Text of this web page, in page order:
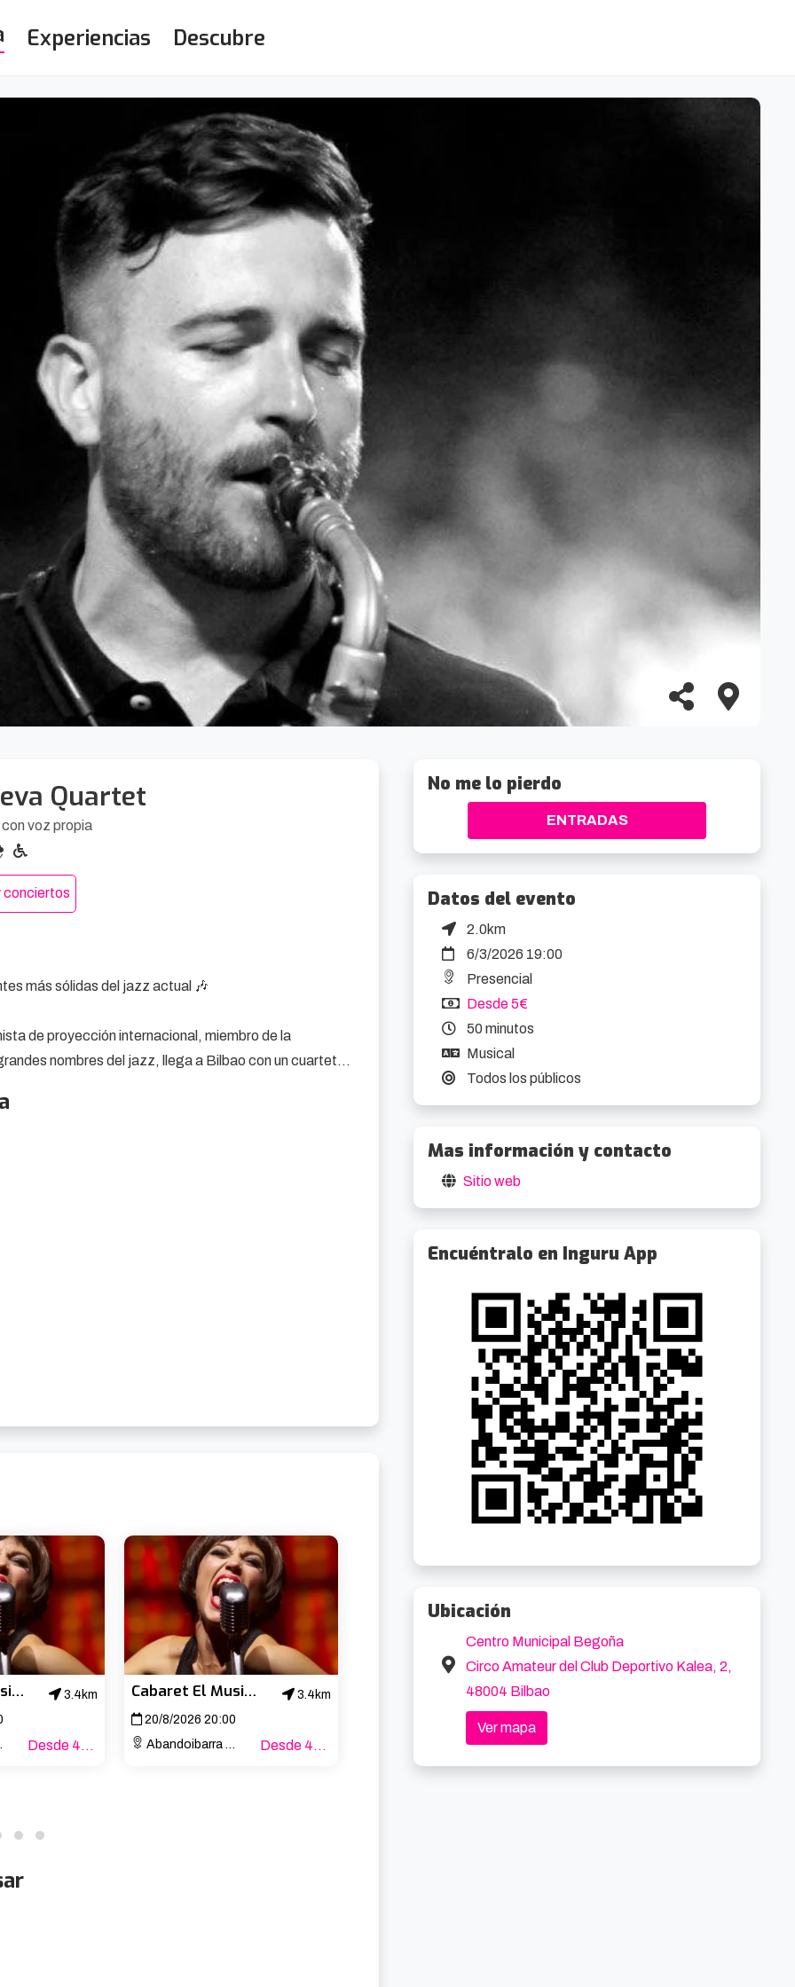
Experiencias Descubre
Quartet
voz propia
conciertos
más sólidas del jazz actual 🎶
de proyección internacional, miembro de la
nombres del jazz, llega a Bilbao con un cuarteto
entienden al vuelo. Improvisación, estructura, riesgo
el saxo alto con claridad melódica y energía limpia, y el
en Bilbao o quieres escuchar a una de las voces
Cabaret El Musical
3.4km
Desde 47€
Cabaret El Musical
3.4km
20/8/2026 20:00
Abandoibarra Etorb., 4
Desde 47€
Cabaret El Musical
3.4km
Desde 47€
No me lo pierdo
ENTRADAS
Datos del evento
2.0km
6/3/2026 19:00
Presencial
Desde 5€
50 minutos
Musical
Todos los públicos
Mas información y contacto
Sitio web
Encuéntralo en Inguru App
Ubicación
Centro Municipal Begoña
Circo Amateur del Club Deportivo Kalea, 2,
48004 Bilbao
Ver mapa